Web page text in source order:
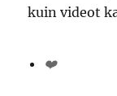
kuin videot
❤️